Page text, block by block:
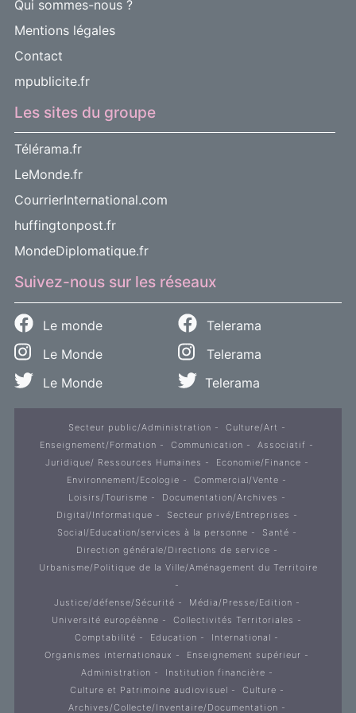
Qui sommes-nous ?
Mentions légales
Contact
mpublicite.fr
Les sites du groupe
Télérama.fr
LeMonde.fr
CourrierInternational.com
huffingtonpost.fr
MondeDiplomatique.fr
Suivez-nous sur les réseaux
Le monde
Telerama
Le Monde
Telerama
Le Monde
Telerama
Secteur public/Administration
Culture/Art
Enseignement/Formation
Communication
Associatif
Juridique/ Ressources Humaines
Economie/Finance
Environnement/Ecologie
Commercial/Vente
Loisirs/Tourisme
Documentation/Archives
Digital/Informatique
Secteur privé/Entreprises
Social/Education/services à la personne
Santé
Direction générale/Directions de service
Urbanisme/Politique de la Ville/Aménagement du Territoire
Justice/défense/Sécurité
Média/Presse/Edition
Université européènne
Collectivités Territoriales
Comptabilité
Education
International
Organismes internationaux
Enseignement supérieur
Administration
Institution financière
Culture et Patrimoine audiovisuel
Culture
Archives/Collecte/Inventaire/Documentation